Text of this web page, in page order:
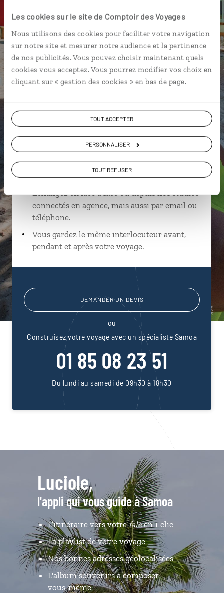
Les cookies sur le site de Comptoir des Voyages
Nous utilisons des cookies pour faciliter votre navigation
sur notre site et mesurer notre audience et la pertinence
de nos publicités. Vous pouvez choisir maintenant quels
cookies vous acceptez. Vous pourrez modifier vos choix en
cliquant sur « gestion des cookies » en bas de page.
TOUT ACCEPTER
PERSONNALISER
TOUT REFUSER
Afu Aua Falls - Savaii Alofaaga blow holes - Savaii
Beach Fale Détroit d’Apolima Fagamalo - Savaii
spécialiste Samoa
Suivez vos envies et demandez conseils à nos
Ils sauront organiser votre itinéraire au plus
près de vos envies et de la réalité du pays.
Échangez en face à face ou depuis nos studios
connectés en agence, mais aussi par email ou
téléphone.
Vous gardez le même interlocuteur avant,
pendant et après votre voyage.
DEMANDER UN DEVIS
ou
Construisez votre voyage avec un spécialiste Samoa
01 85 08 23 51
Du lundi au samedi de 09h30 à 18h30
Luciole,
l'appli qui vous guide à Samoa
L’itinéraire vers votrefaleen 1 clic
La playlist de votre voyage
Nos bonnes adresses géolocalisées
L'album souvenirs à composer
vous-même